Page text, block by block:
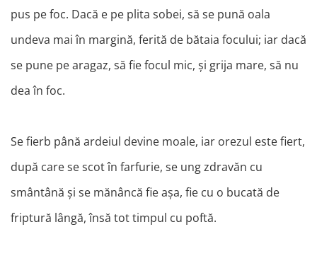
pus pe foc. Dacă e pe plita sobei, să se pună oala
undeva mai în margină, ferită de bătaia focului; iar dacă
se pune pe aragaz, să fie focul mic, și grija mare, să nu
dea în foc.
Se fierb până ardeiul devine moale, iar orezul este fiert,
după care se scot în farfurie, se ung zdravăn cu
smântână și se mănâncă fie așa, fie cu o bucată de
friptură lângă, însă tot timpul cu poftă.